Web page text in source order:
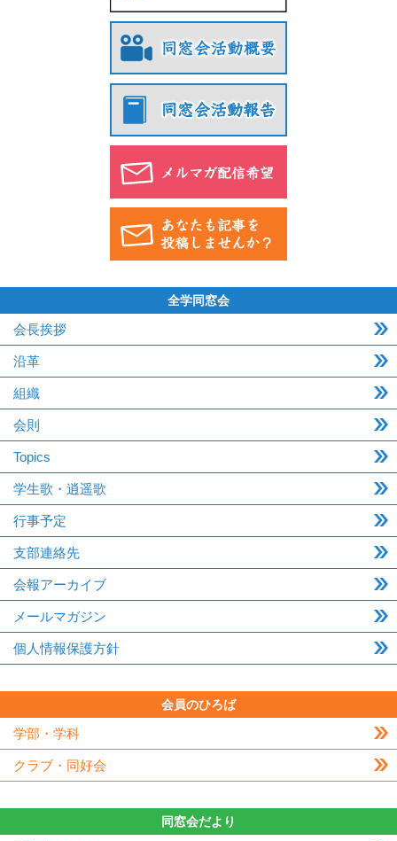
全学同窓会
会長挨拶
沿革
組織
会則
Topics
学生歌・逍遥歌
行事予定
支部連絡先
会報アーカイブ
メールマガジン
個人情報保護方針
会員のひろば
学部・学科
クラブ・同好会
同窓会だより